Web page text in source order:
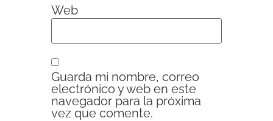
Web
Guarda mi nombre, correo
electrónico y web en este
navegador para la próxima
vez que comente.